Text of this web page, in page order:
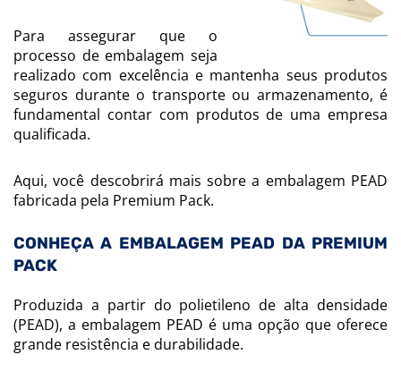
Para assegurar que o
processo de embalagem seja
realizado com excelência e mantenha seus produtos
seguros durante o transporte ou armazenamento, é
fundamental contar com produtos de uma empresa
qualificada.
Aqui, você descobrirá mais sobre a embalagem PEAD
fabricada pela Premium Pack.
CONHEÇA A EMBALAGEM PEAD DA PREMIUM
PACK
Produzida a partir do polietileno de alta densidade
(PEAD), a embalagem PEAD é uma opção que oferece
grande resistência e durabilidade.